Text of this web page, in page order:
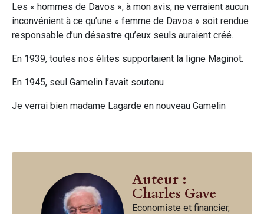
Les « hommes de Davos », à mon avis, ne verraient aucun
inconvénient à ce qu’une « femme de Davos » soit rendue
responsable d’un désastre qu’eux seuls auraient créé.
En 1939, toutes nos élites supportaient la ligne Maginot.
En 1945, seul Gamelin l’avait soutenu
Je verrai bien madame Lagarde en nouveau Gamelin
Auteur :
Charles Gave
Economiste et financier,